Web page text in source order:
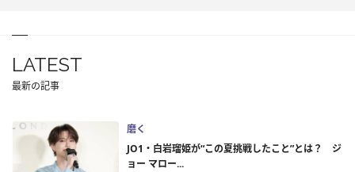
LATEST
最新の記事
磨く
JO1・白岩瑠姫が“この夏挑戦したこと”とは？ ジ
ョー マロー...